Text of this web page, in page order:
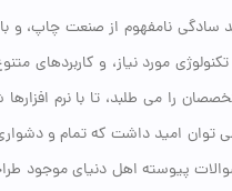
سادگی نامفهوم از صنعت چاپ، و
مورد نیاز، و
را می طلبد، تا با نرم
توان امید داشت که تمام و
پیوسته اهل دنیای موجود